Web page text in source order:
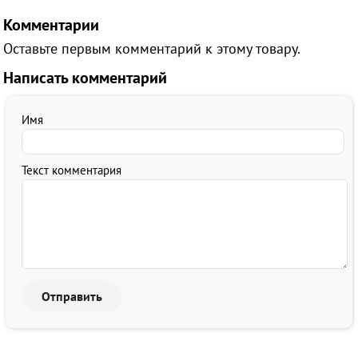
Комментарии
Оставьте первым комментарий к этому товару.
Написать комментарий
Имя
Текст комментария